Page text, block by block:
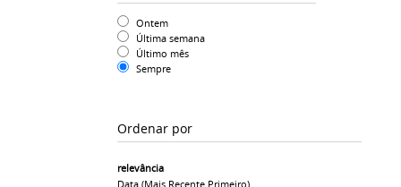
Ontem
Última semana
Último mês
Sempre
Ordenar por
relevância
Data (mais Recente Primeiro)